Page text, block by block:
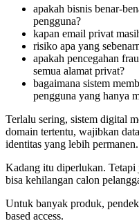
apakah bisnis benar-
pengguna?
kapan email privat
risiko apa yang
apakah pencegahan
semua alamat privat?
bagaimana sistem
pengguna yang hanya
Terlalu sering, sistem digital
domain tertentu, wajibkan
identitas yang lebih permanen.
Kadang itu diperlukan.
bisa kehilangan calon
Untuk banyak produk,
based access.